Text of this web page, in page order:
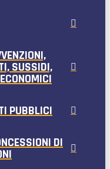
SUSSIDI,
PUBBLICI
DI